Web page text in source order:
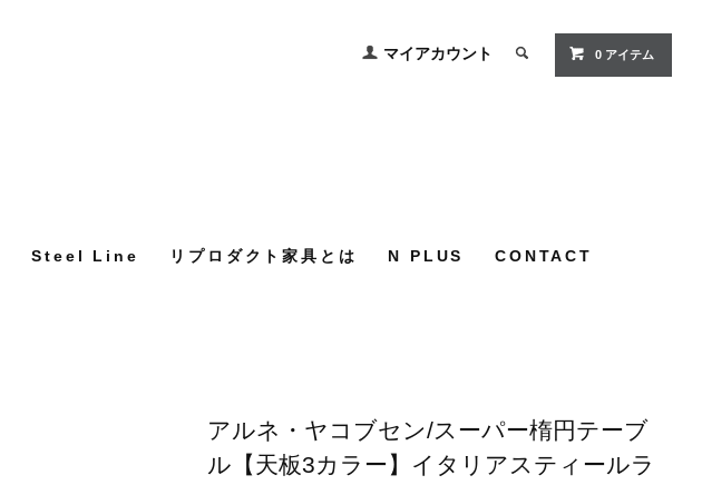
マイアカウント 0 アイテム
Steel Line リプロダクト家具とは N PLUS CONTACT
アルネ・ヤコブセン/スーパー楕円テーブ
ル【天板3カラー】イタリアスティールラ